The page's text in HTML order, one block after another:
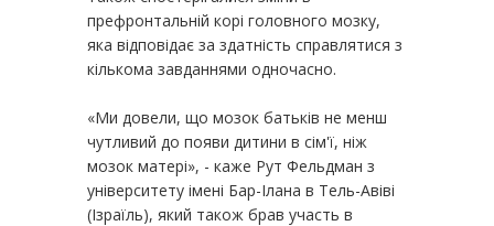
префронтальній корі головного мозку,
яка відповідає за здатність справлятися з
кількома завданнями одночасно.
«Ми довели, що мозок батьків не менш
чутливий до появи дитини в сім'ї, ніж
мозок матері», - каже Рут Фельдман з
університету імені Бар-Ілана в Тель-Авіві
(Ізраїль), який також брав участь в